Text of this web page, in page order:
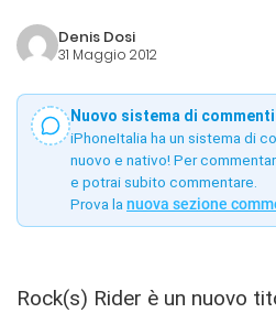
Denis Dosi
31 Maggio 2012
Nuovo sistema di commenti
iPhoneItalia ha un sistema di
nuovo e nativo! Per
e potrai subito commentare.
Prova la nuova sezione
Rock(s) Rider è un nuovo